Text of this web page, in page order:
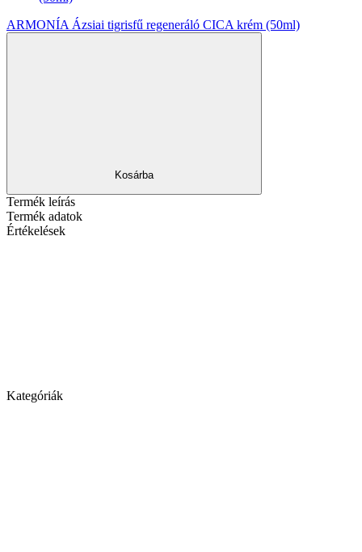
ARMONÍA Ázsiai tigrisfű regeneráló CICA krém (50ml)
Kosárba
Termék leírás
Termék adatok
Értékelések
Kategóriák